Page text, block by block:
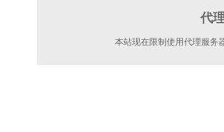
代
本站现在限制使用代理服务